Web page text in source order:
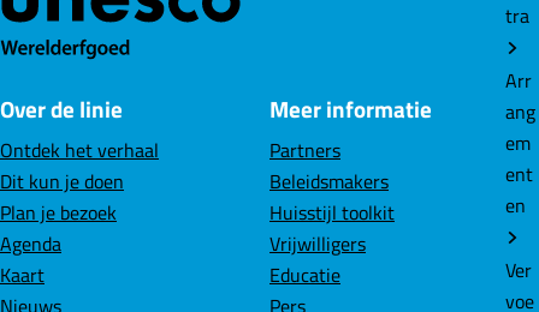
tra
Arr
ang
em
ent
en
Ver
voe
Over de linie
Ontdek het verhaal
Dit kun je doen
Plan je bezoek
Agenda
Kaart
Meer informatie
Partners
Beleidsmakers
Huisstijl toolkit
Vrijwilligers
Educatie